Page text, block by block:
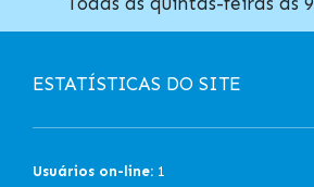
ESTATÍSTICAS DO SITE
Usuários on-line: 1